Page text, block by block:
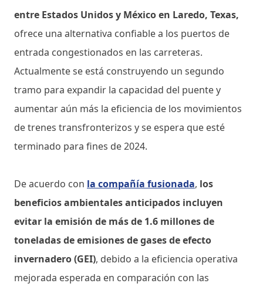
entre Estados Unidos y México en Laredo, Texas,
ofrece una alternativa confiable a los puertos de
entrada congestionados en las carreteras.
Actualmente se está construyendo un segundo
tramo para expandir la capacidad del puente y
aumentar aún más la eficiencia de los movimientos
de trenes transfronterizos y se espera que esté
terminado para fines de 2024.
De acuerdo con la compañía fusionada, los
beneficios ambientales anticipados incluyen
evitar la emisión de más de 1.6 millones de
toneladas de emisiones de gases de efecto
invernadero (GEI), debido a la eficiencia operativa
mejorada esperada en comparación con las